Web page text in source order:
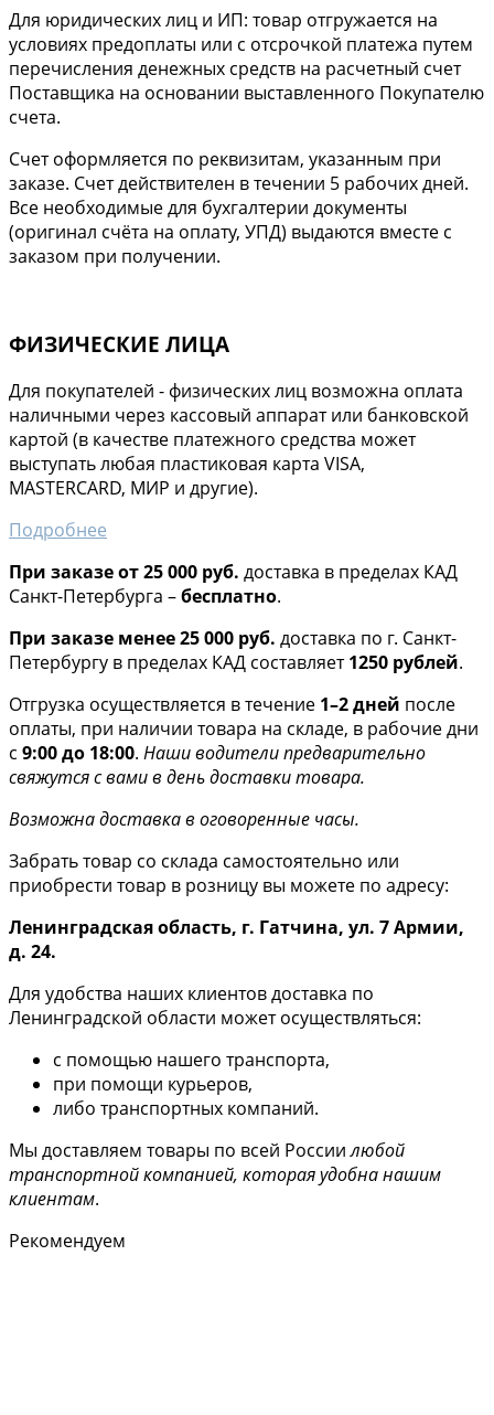
Для юридических лиц и ИП: товар отгружается на
условиях предоплаты или с отсрочкой платежа путем
перечисления денежных средств на расчетный счет
Поставщика на основании выставленного Покупателю
счета.
Cчет оформляется по реквизитам, указанным при
заказе. Счет действителен в течении 5 рабочих дней.
Все необходимые для бухгалтерии документы
(оригинал счёта на оплату, УПД) выдаются вместе с
заказом при получении.
ФИЗИЧЕСКИЕ ЛИЦА
Для покупателей - физических лиц возможна оплата
наличными через кассовый аппарат или банковской
картой (в качестве платежного средства может
выступать любая пластиковая карта VISA,
MASTERCARD, МИР и другие).
Подробнее
При заказе от 25 000 руб. доставка в пределах КАД
Санкт-Петербурга –бесплатно.
При заказе менее 25 000 руб. доставка по г. Санкт-
Петербургу в пределах КАД составляет1250 рублей.
Отгрузка осуществляется в течение 1–2 дней после
оплаты, при наличии товара на складе, в рабочие дни
с 9:00 до 18:00. Наши водители предварительно
свяжутся с вами в день доставки товара.
Возможна доставка в оговоренные часы.
Забрать товар со склада самостоятельно или
приобрести товар в розницу вы можете по адресу:
Ленинградская область, г. Гатчина, ул. 7 Армии,
д. 24.
Для удобства наших клиентов доставка по
Ленинградской области может осуществляться:
с помощью нашего транспорта,
при помощи курьеров,
либо транспортных компаний.
Мы доставляем товары по всей Россиилюбой
транспортной компанией, которая удобна нашим
клиентам.
Рекомендуем